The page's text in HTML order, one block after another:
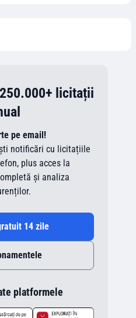
licitații
pe email!
notificări cu licitațiile
plus acces la
și analiza
14 zile
platformele